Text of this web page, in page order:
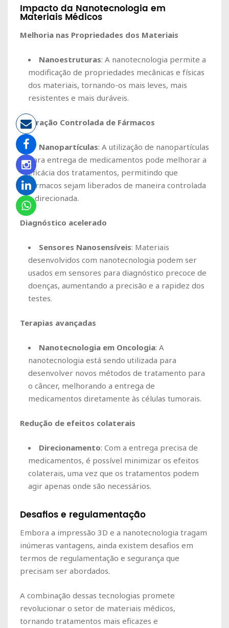
Impacto da Nanotecnologia em
Materiais Médicos
Melhoria nas Propriedades dos Materiais
Nanoestruturas: A nanotecnologia permite a
modificação de propriedades mecânicas e físicas
dos materiais, tornando-os mais leves, mais
resistentes e mais duráveis.
Liberação Controlada de Fármacos
Nanopartículas: A utilização de nanopartículas
para entrega de medicamentos pode melhorar a
eficácia dos tratamentos, permitindo que
fármacos sejam liberados de maneira controlada
e direcionada.
Diagnóstico acelerado
Sensores Nanosensíveis: Materiais
desenvolvidos com nanotecnologia podem ser
usados em sensores para diagnóstico precoce de
doenças, aumentando a precisão e a rapidez dos
testes.
Terapias avançadas
Nanotecnologia em Oncologia: A
nanotecnologia está sendo utilizada para
desenvolver novos métodos de tratamento para
o câncer, melhorando a entrega de
medicamentos diretamente às células tumorais.
Redução de efeitos colaterais
Direcionamento: Com a entrega precisa de
medicamentos, é possível minimizar os efeitos
colaterais, uma vez que os tratamentos podem
agir apenas onde são necessários.
Desafios e regulamentação
Embora a impressão 3D e a nanotecnologia tragam
inúmeras vantagens, ainda existem desafios em
termos de regulamentação e segurança que
precisam ser abordados.
A combinação dessas tecnologias promete
revolucionar o setor de materiais médicos,
tornando tratamentos mais eficazes e